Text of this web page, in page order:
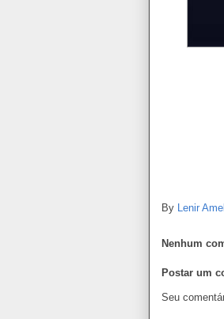
By Lenir
Nenhum
Postar um
Seu